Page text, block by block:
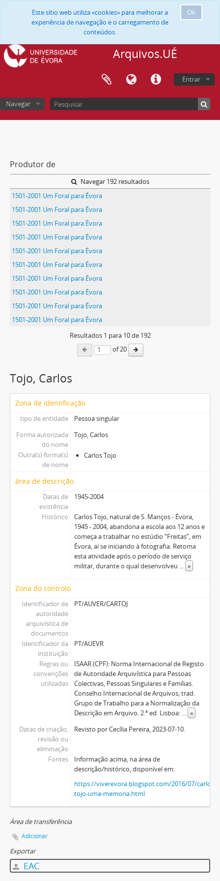
Ok
Este sítio web utiliza «cookies» para melhorar a
experiência de navegação e o carregamento de
conteúdos.
Arquivos.UÉ
Entrar
Navegar
Produtor de
Navegar 192 resultados
1501-2001 Um Foral para Évora
1501-2001 Um Foral para Évora
1501-2001 Um Foral para Évora
1501-2001 Um Foral para Évora
1501-2001 Um Foral para Évora
1501-2001 Um Foral para Évora
1501-2001 Um Foral para Évora
1501-2001 Um Foral para Évora
1501-2001 Um Foral para Évora
1501-2001 Um Foral para Évora
Resultados 1 para 10de 192
of 20
Tojo, Carlos
Zona de identificação
tipo de entidade
Pessoa singular
Forma autorizada
do nome
Tojo, Carlos
Outra(s) forma(s)
de nome
Carlos Tojo
área de descrição
Datas de
existência
1945-2004
Histórico
Carlos Tojo, natural de S. Manços - Évora,
1945 - 2004, abandona a escola aos 12 anos e
começa a trabalhar no estúdio “Freitas”, em
Évora, aí se iniciando à fotografia. Retoma
esta atividade após o período de serviço
militar, durante o qual desenvolveu ... »
Zona do controlo
Identificador de
autoridade
arquivística de
documentos
PT/AUVER/CARTOJ
Identificador da
instituição
PT/AUEVR
Regras ou
convenções
utilizadas
ISAAR (CPF): Norma Internacional de Registo
de Autoridade Arquivística para Pessoas
Colectivas, Pessoas Singulares e Famílias.
Conselho Internacional de Arquivos; trad.
Grupo de Trabalho para a Normalização da
Descrição em Arquivo. 2.ª ed. Lisboa: ... »
Datas de criação,
revisão ou
eliminação
Revisto por Cecília Pereira, 2023-07-10.
Fontes
Informação acima, na área de
descrição/histórico, disponível em:
https://viverevora.blogspot.com/2016/07/carlos-
tojo-uma-memoria.html
Área de transferência
Adicionar
Exportar
EAC